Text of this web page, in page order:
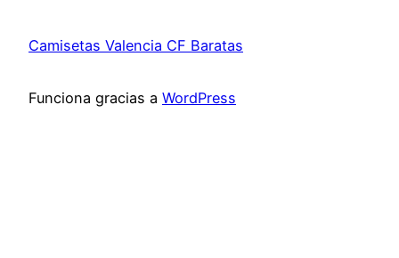
Camisetas Valencia CF Baratas
Funciona gracias a WordPress